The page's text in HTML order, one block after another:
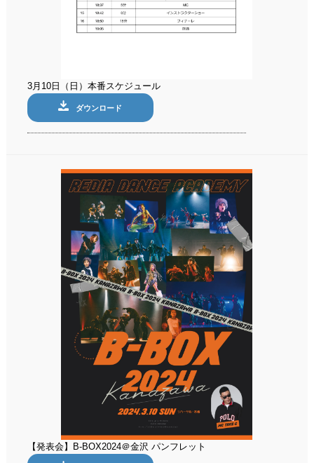
3月10日（日）本番スケジュール
ダウンロード
【発表会】B-BOX2024＠金沢 パンフレット